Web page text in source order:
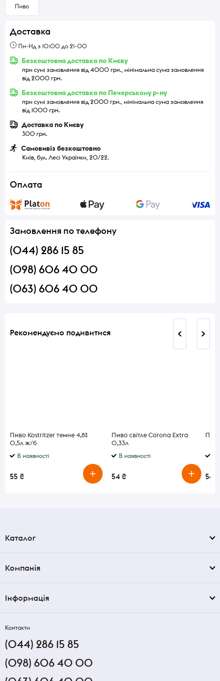
Пиво
Доставка
Пн-Нд з 10:00 до 21-00
Безкоштовна доставка по Києву
при сумі замовлення від 4000 грн., мінімальна сума замовлення
від 2000 грн.
Безкоштовна доставка по Печерському р-ну
при сумі замовлення від 2000 грн., мінімальна сума замовлення
від 1000 грн.
Доставка по Києву
300 грн.
Самовивіз безкоштовно
Київ, бул. Лесі Українки, 20/22.
Оплата
Замовлення по телефону
(044) 286 15 85
(098) 606 40 00
(063) 606 40 00
Рекомендуємо подивитися
Пиво Kostritzer темне 4,8%
0,5л ж/б
В наявності
55 ₴
Пиво світле Corona Extra
0,33л
В наявності
54 ₴ 56 ₴
Каталог
Компанія
Інформація
Контакти
(044) 286 15 85
(098) 606 40 00